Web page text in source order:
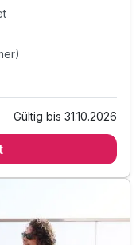
Nutzgarten
Gültig bis 31.10.2026